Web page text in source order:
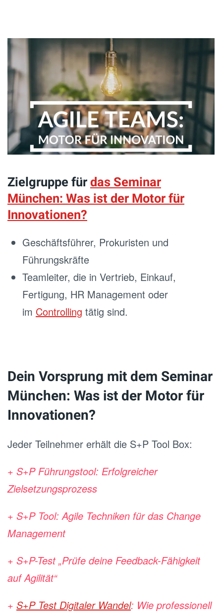
Zielgruppe fürdas Seminar
München: Was ist der Motor für
Innovationen?
Geschäftsführer, Prokuristen und
Führungskräfte
Teamleiter, die in Vertrieb, Einkauf,
Fertigung, HR Management oder
im Controlling tätig sind.
Dein Vorsprung mit dem Seminar
München: Was ist der Motor für
Innovationen?
Jeder Teilnehmer erhält die S+P Tool Box:
+ S+P Führungstool: Erfolgreicher
Zielsetzungsprozess
+ S+P Tool: Agile Techniken für das Change
Management
+ S+P-Test „Prüfe deine Feedback-Fähigkeit
auf Agilität“
+ S+P Test Digitaler Wandel: Wie professionell